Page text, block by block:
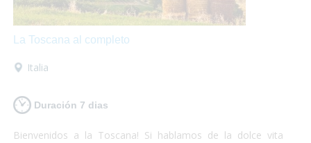
La Toscana al completo
Italia
Duración 7 dias
Bienvenidos a la Toscana! Si hablamos de la dolce vita